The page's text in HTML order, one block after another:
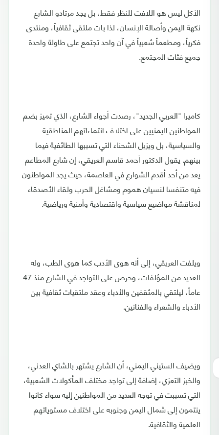
الأكل ليس هو اللافت للنظر فقط، بل يجد مرتادو الشارع
نكهة اليمن وأصالة الإنسان، لذا بات ملتقى ثقافياً، ومنتدى
فكرياً، ومطعماً شعبياً في آن واحد تجتمع على طاولة واحدة
جميع فئات المجتمع.
كاميرا "العربي الجديد"، رصدت أجواء الشارع، الذي تميز بضم
المواطنين اليمنيين على اختلاف انتماءاتهم المناطقية
والسياسية، بل ويزيل الشحناء التي تسببها الطائفية فيما
بينهم. يقول الدكتور أحمد قاسم العريقي، إن شارع المطاعم
يعد من أحد أقدم الشوارع في العاصمة، حيث يجد المواطنون
فيه متنفسا لنسيان هموم ومشاغل الحرب ولقاء الأصدقاء
لمناقشة مواضيع سياسية واقتصادية وأمنية ورياضية.
ويلفت العريقي، إلى أنه هوى الأدب كما هوى الطب، وله
العديد من المؤلفات، وحرص على التواجد في الشارع منذ 47
عاماً، ليلتقي بالمثقفين والأدباء وعقد ملتقيات ثقافية بين
الأدباء والشعراء والفنانين.
ويضيف الستيني اليمني، أن الشارع يشتهر بالشاي العدني،
والخبز التعزي، إضافة إلى تواجد مختلف المأكولات الشعبية،
التي تسببت في توجه العديد من المواطنين إليه سواء كانوا
ينتمون إلى شمال اليمن وجنوبه على اختلاف مستوياتهم
العلمية والثقافية.